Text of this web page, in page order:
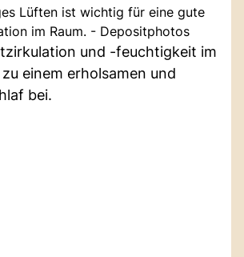
Lüften ist wichtig für eine gute
im Raum. - Depositphotos
und -feuchtigkeit im
einem erholsamen und
bei.